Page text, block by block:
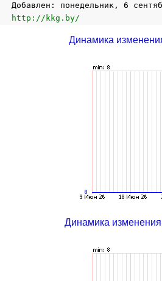
Добавлен: понедельник, 6
http://kkg.by/
Динамика
Динамика